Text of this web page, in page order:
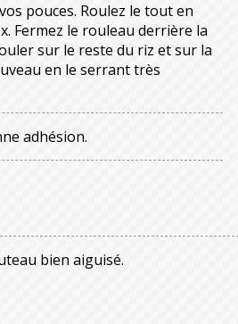
pouces. Roulez le tout en
Fermez le rouleau derrière la
sur le reste du riz et sur la
en le serrant très
adhésion.
bien aiguisé.